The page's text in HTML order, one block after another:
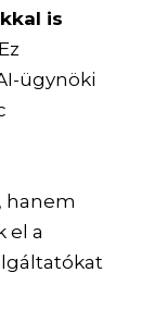
is
ügynöki
hanem
el a